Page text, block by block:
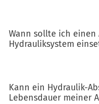
Wann sollte ich
Hydrauliksystem
Kann ein Hydraulik-
Lebensdauer meiner